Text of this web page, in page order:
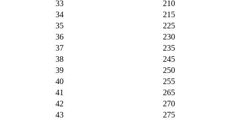
33
210
34
215
35
225
36
230
37
235
38
245
39
250
40
255
41
265
42
270
43
275